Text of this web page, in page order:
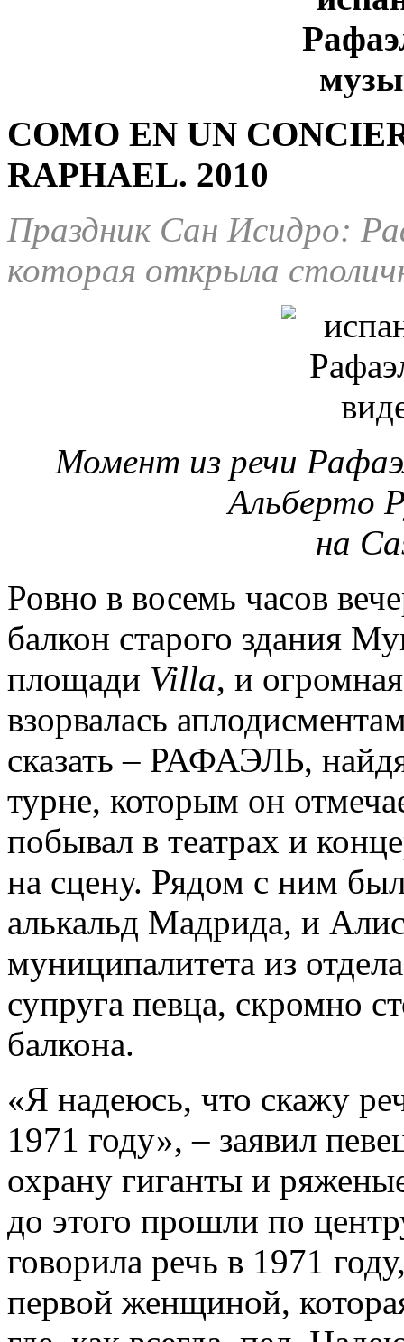
COMO EN UN
RAPHAEL. 2010
Праздник Сан Исидро:
которая открыла
Момент из речи
Альберто
на
Ровно в восемь часов
балкон старого здания
площади Villa, и
взорвалась
сказать – РАФАЭЛЬ,
турне, которым он
побывал в театрах и
на сцену. Рядом с ним
алькальд Мадрида, и
муниципалитета из
супруга певца, скромно
балкона.
«Я надеюсь, что скажу
1971 году», – заявил
охрану гиганты и
до этого прошли по
говорила речь в 1971
первой женщиной,